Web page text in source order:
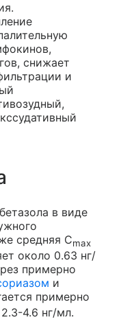
снижает
и
в виде
средняя Cmax
около 0.63 нг/
примерно
и
примерно
4.6 нг/мл.